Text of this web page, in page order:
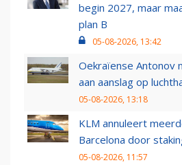
begin 2027, maar
plan B
05-08-2026, 13:42
Oekraïense Antonov
aan aanslag op
05-08-2026, 13:18
KLM annuleert
Barcelona door
05-08-2026, 11:57